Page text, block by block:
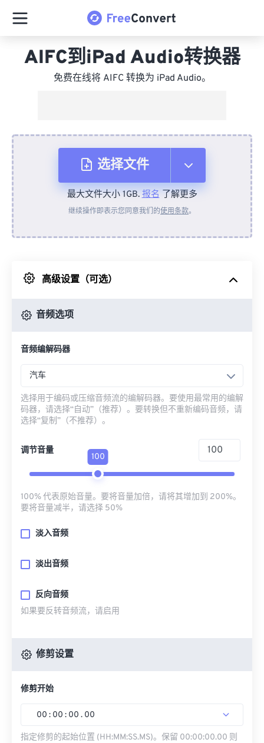
AIFC到iPad Audio转换器
免费在线将 AIFC 转换为 iPad Audio。
选择文件
从设备
来自 Google Drive
最大文件大小 1GB.报名了解更多
继续操作即表示您同意我们的使用条款。
高级设置（可选）
音频选项
音频编解码器
汽车
选择用于编码或压缩音频流的编解码器。要使用最常用的编解
码器，请选择“自动”（推荐）。要转换但不重新编码音频，请
选择“复制”（不推荐）。
调节音量
100
100% 代表原始音量。要将音量加倍，请将其增加到 200%。
要将音量减半，请选择 50%
淡入音频
淡出音频
反向音频
如果要反转音频流，请启用
修剪设置
修剪开始
00 : 00 : 00 . 00
指定修剪的起始位置 (HH:MM:SS.MS)。保留 00:00:00.00 则